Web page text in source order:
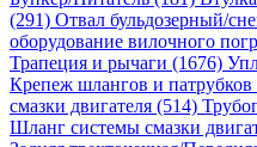
(291) Отвал бульдозерный/
оборудование вилочного
Трапеция и рычаги (1676)
Крепеж шлангов и патрубков
смазки двигателя (514)
Шланг системы смазки